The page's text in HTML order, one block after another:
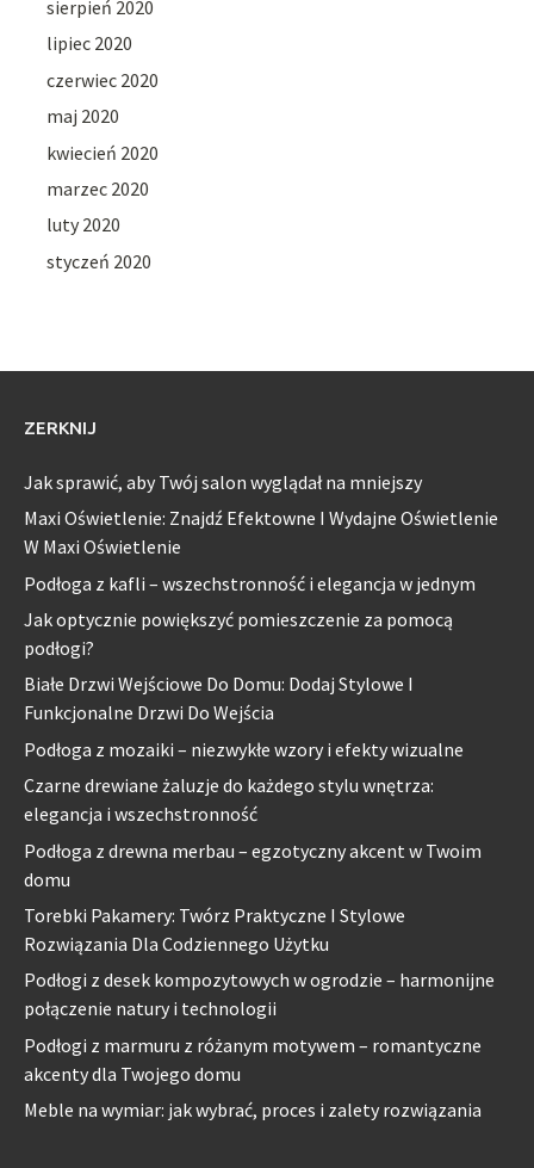
sierpień 2020
lipiec 2020
czerwiec 2020
maj 2020
kwiecień 2020
marzec 2020
luty 2020
styczeń 2020
ZERKNIJ
Jak sprawić, aby Twój salon wyglądał na mniejszy
Maxi Oświetlenie: Znajdź Efektowne I Wydajne Oświetlenie
W Maxi Oświetlenie
Podłoga z kafli – wszechstronność i elegancja w jednym
Jak optycznie powiększyć pomieszczenie za pomocą
podłogi?
Białe Drzwi Wejściowe Do Domu: Dodaj Stylowe I
Funkcjonalne Drzwi Do Wejścia
Podłoga z mozaiki – niezwykłe wzory i efekty wizualne
Czarne drewiane żaluzje do każdego stylu wnętrza:
elegancja i wszechstronność
Podłoga z drewna merbau – egzotyczny akcent w Twoim
domu
Torebki Pakamery: Twórz Praktyczne I Stylowe
Rozwiązania Dla Codziennego Użytku
Podłogi z desek kompozytowych w ogrodzie – harmonijne
połączenie natury i technologii
Podłogi z marmuru z różanym motywem – romantyczne
akcenty dla Twojego domu
Meble na wymiar: jak wybrać, proces i zalety rozwiązania